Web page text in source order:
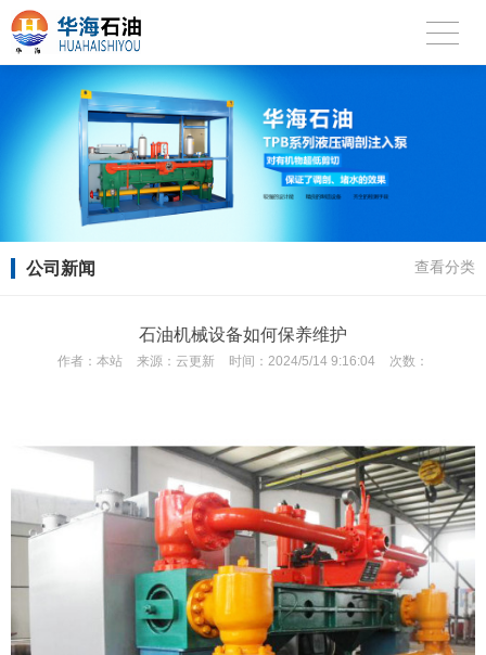
公司新闻 查看分类
石油机械设备如何保养维护
作者： 本站 来源： 云更新 时间： 2024/5/14 9:16:04 次数：